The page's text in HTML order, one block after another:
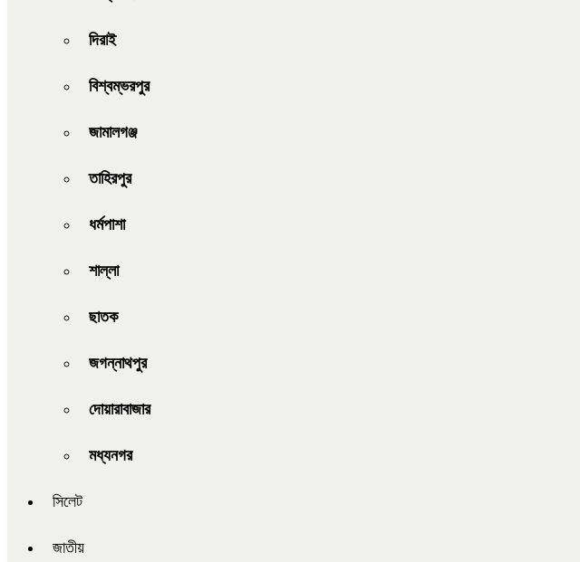
দিরাই
বিশ্বম্ভরপুর
জামালগঞ্জ
তাহিরপুর
ধর্মপাশা
শাল্লা
ছাতক
জগন্নাথপুর
দোয়ারাবাজার
মধ্যনগর
সিলেট
জাতীয়